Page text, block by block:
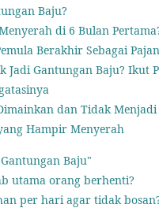
Baju?
di 6 Bulan
Berakhir Sebagai
Jadi Gantungan Baju? Ikut
dan Tidak
Hampir Menyerah
Baju"
utama orang berhenti?
per hari agar tidak